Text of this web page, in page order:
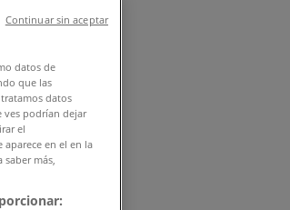
datos de
que las
datos
ves podrían dejar
el
en el en la
más,
Continuar sin aceptar